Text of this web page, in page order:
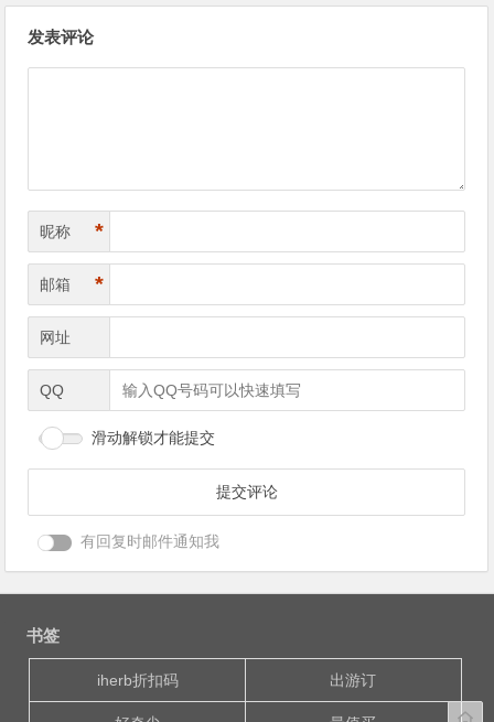
发表评论
昵称 *
邮箱 *
网址
QQ
滑动解锁才能提交
有回复时邮件通知我
书签
iherb折扣码 出游订